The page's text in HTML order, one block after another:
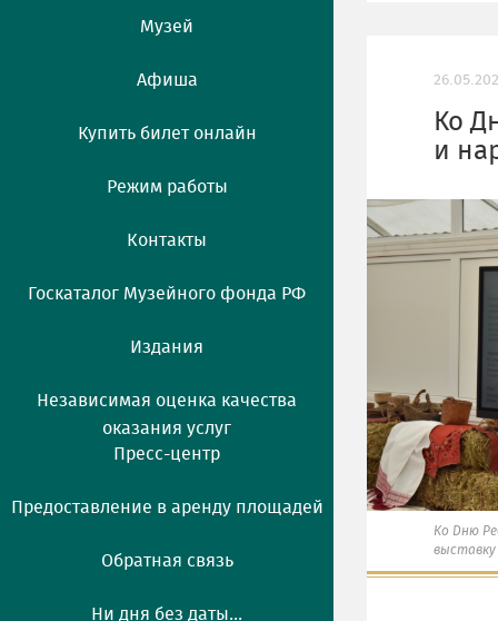
Музей
Афиша
Купить билет онлайн
Режим работы
Контакты
Госкаталог Музейного фонда РФ
Издания
Независимая оценка качества
оказания услуг
Пресс-центр
Предоставление в аренду площадей
Обратная связь
Ни дня без даты...
Ко
и
Ко Дню